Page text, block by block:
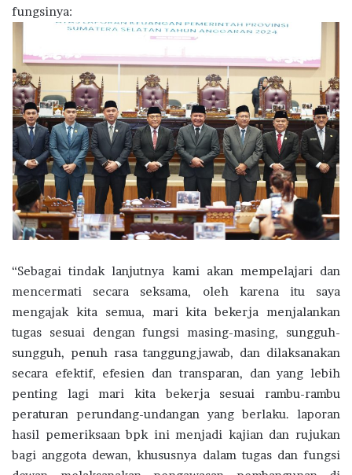
fungsinya:
“Sebagai tindak lanjutnya kami akan mempelajari dan
mencermati secara seksama, oleh karena itu saya
mengajak kita semua, mari kita bekerja menjalankan
tugas sesuai dengan fungsi masing-masing, sungguh-
sungguh, penuh rasa tanggungjawab, dan dilaksanakan
secara efektif, efesien dan transparan, dan yang lebih
penting lagi mari kita bekerja sesuai rambu-rambu
peraturan perundang-undangan yang berlaku. laporan
hasil pemeriksaan bpk ini menjadi kajian dan rujukan
bagi anggota dewan, khususnya dalam tugas dan fungsi